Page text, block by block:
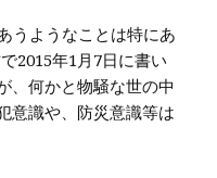
うようなことは特にあ
2015年1月7日に書い
、何かと物騒な世の中
意識や、防災意識等は